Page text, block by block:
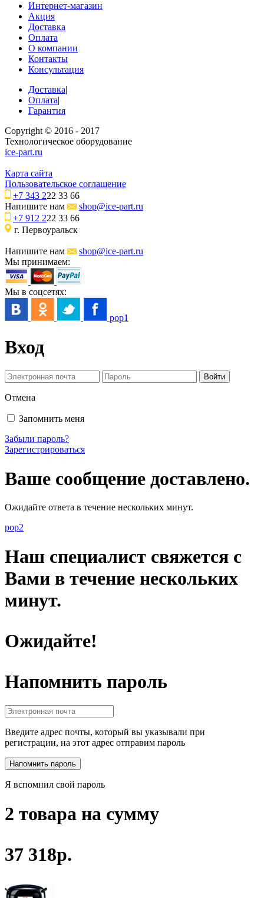
Интернет-магазин
Акция
Доставка
Оплата
О компании
Контакты
Консультация
Доставка|
Оплата|
Гарантия
Copyright © 2016 - 2017
Технологическое оборудование
ice-part.ru
Карта сайта
Пользовательское соглашение
+7 343 222 33 66
Напишите нам
shop@ice-part.ru
+7 912 222 33 66
г. Первоуральск
Напишите нам
shop@ice-part.ru
Мы принимаем:
Мы в соцсетях:
pop1
Вход
Отмена
Запомнить меня
Забыли пароль?
Зарегистрироваться
Ваше сообщение доставлено.
Ожидайте ответа в течение нескольких минут.
pop2
Наш специалист свяжется с
Вами в течение нескольких
минут.
Ожидайте!
Напомнить пароль
Введите адрес почты, который вы указывали при
регистрации, на этот адрес отправим пароль
Я вспомнил свой пароль
2 товара на сумму
37 318р.